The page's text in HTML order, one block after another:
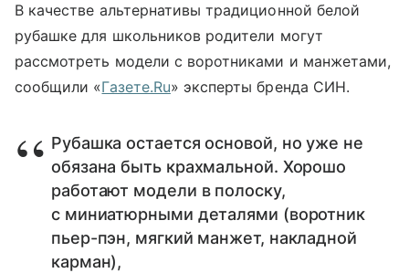
В качестве альтернативы традиционной белой
рубашке для школьников родители могут
рассмотреть модели с воротниками и манжетами,
сообщили «Газете.Ru» эксперты бренда СИН.
Рубашка остается основой, но уже не
обязана быть крахмальной. Хорошо
работают модели в полоску,
с миниатюрными деталями (воротник
пьер-пэн, мягкий манжет, накладной
карман),